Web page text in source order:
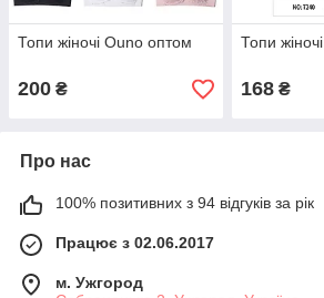
Топи жіночі Ouno оптом
200 ₴
Топи жіночі
168₴
Про нас
100% позитивних з 94 відгуків за рік
Працює з 02.06.2017
м. Ужгород